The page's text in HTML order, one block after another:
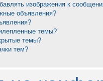
изображения к
объявления?
темы?
темы?
тем?